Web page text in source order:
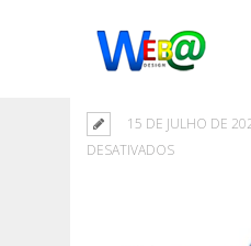
15 DE JULHO DE
DESATIVADOSEM